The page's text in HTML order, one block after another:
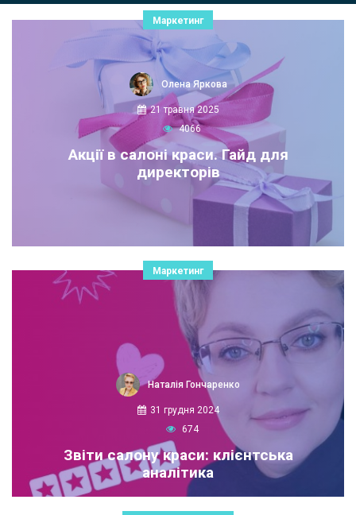
Маркетинг
Олена Яркова
21 травня 2025
4066
Акції в салоні краси. Гайд для
директорів
Маркетинг
Наталія Гончаренко
31 грудня 2024
674
Звіти салону краси: клієнтська
аналітика